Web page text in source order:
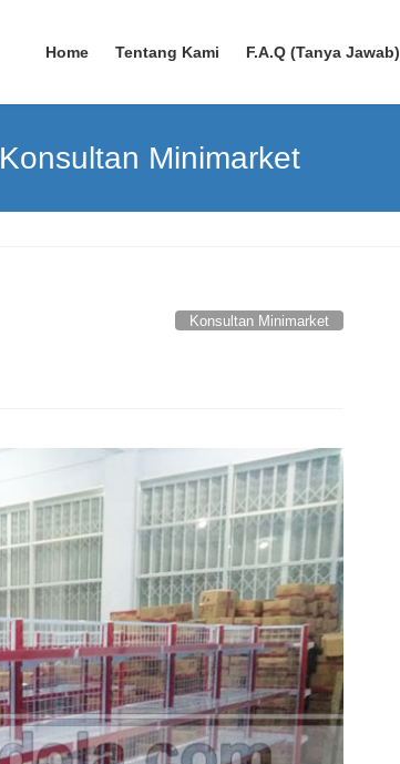
Home Tentang Kami F.A.Q (Tanya Jawab)
Konsultan Minimarket
Konsultan Minimarket